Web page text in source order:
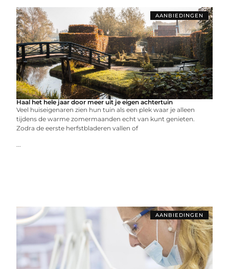
AANBIEDINGEN
Haal het hele jaar door meer uit je eigen achtertuin
Veel huiseigenaren zien hun tuin als een plek waar je alleen
tijdens de warme zomermaanden echt van kunt genieten.
Zodra de eerste herfstbladeren vallen of
...
AANBIEDINGEN